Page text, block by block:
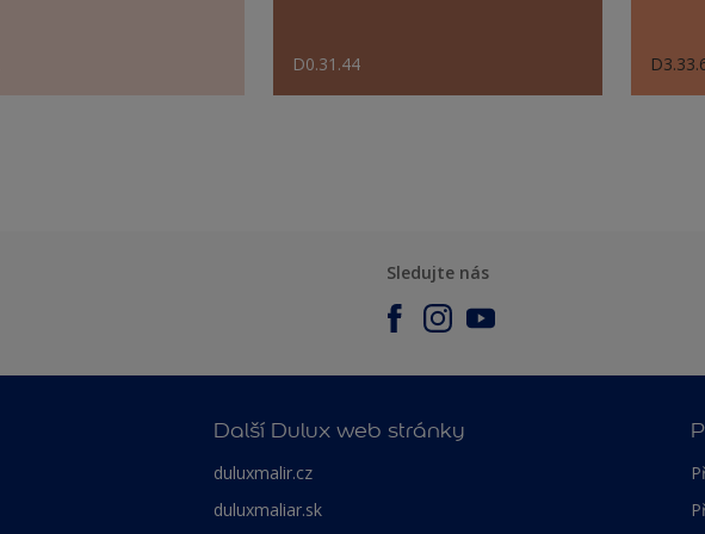
D0.31.44
Sledujte nás
Další Dulux web stránky
duluxmalir.cz
duluxmaliar.sk